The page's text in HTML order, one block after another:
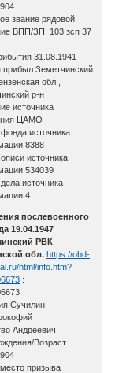
звание рядовой
ВПП/ЗП 103 зсп 37
31.08.1941
прибыл Земетчинский
обл.,
р-н
источника
ЦАМО
источника
8388
источника
534039
источника
4.
послевоенного
19.04.1947
РВК
обл. https://obd-
html/info.htm?
:
Сучилин
Андреевич
Возраст
призыва